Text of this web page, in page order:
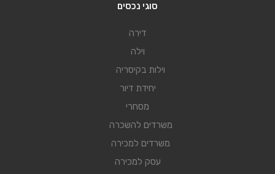
סוגי נכסים
דירה
וילה
וילות בקיסריה
יחידת דיור
מסחרי
משרדים להשכרה
משרדים למכירה
עסק למכירה